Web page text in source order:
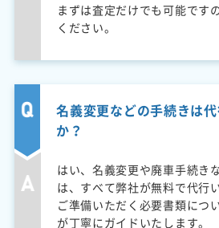
まずは査定だけでも可能です
ください。
名義変更などの手続きは
か？
はい、名義変更や廃車手続き
は、すべて弊社が無料で代行
ご準備いただく必要書類につ
が丁寧にガイドいたします。